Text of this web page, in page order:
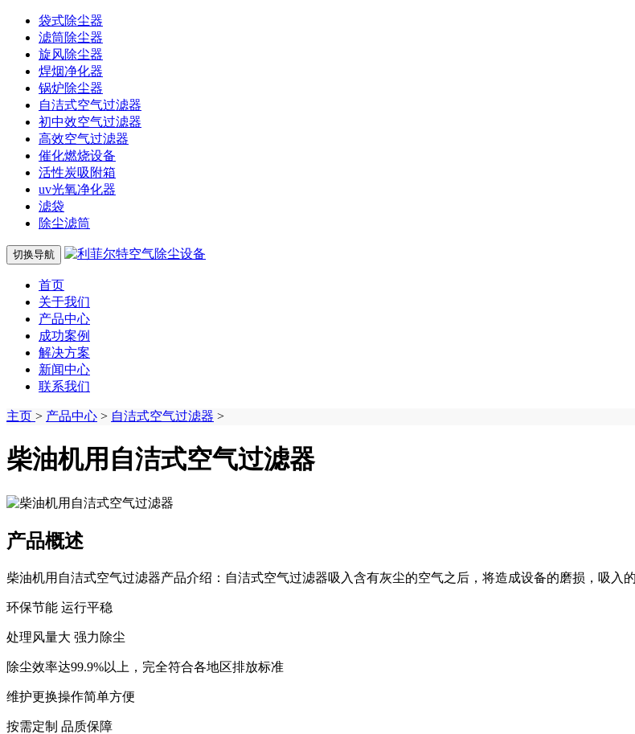
袋式除尘器
滤筒除尘器
旋风除尘器
焊烟净化器
锅炉除尘器
自洁式空气过滤器
初中效空气过滤器
高效空气过滤器
催化燃烧设备
活性炭吸附箱
uv光氧净化器
滤袋
除尘滤筒
切换导航
首页
关于我们
产品中心
成功案例
解决方案
新闻中心
联系我们
主页 > 产品中心 > 自洁式空气过滤器 >
柴油机用自洁式空气过滤器
产品概述
柴油机用自洁式空气过滤器产品介绍：自洁式空气过滤器吸入含有灰尘的空气之后，将造成设备的磨损，吸
环保节能 运行平稳
处理风量大 强力除尘
除尘效率达99.9%以上，完全符合各地区排放标准
维护更换操作简单方便
按需定制 品质保障